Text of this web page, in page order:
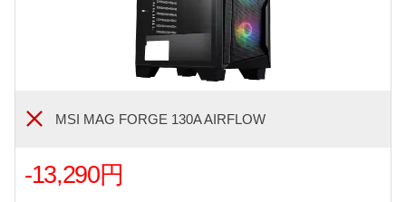
MSI MAG FORGE 130A AIRFLOW
-13,290円